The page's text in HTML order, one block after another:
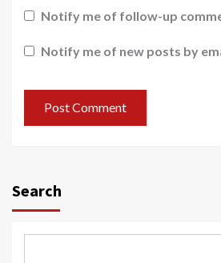
Notify me of follow-up
Notify me of new posts by
Search